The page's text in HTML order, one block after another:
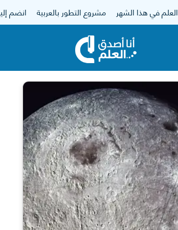
العلم في هذا الشهر مشروع التطور بالعربية انضم